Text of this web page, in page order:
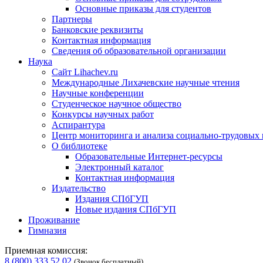
Основные приказы для студентов
Партнеры
Банковские реквизиты
Контактная информация
Сведения об образовательной организации
Наука
Сайт Lihachev.ru
Международные Лихачевские научные чтения
Научные конференции
Студенческое научное общество
Конкурсы научных работ
Аспирантура
Центр мониторинга и анализа социально-трудовых
О библиотеке
Образовательные Интернет-ресурсы
Электронный каталог
Контактная информация
Издательство
Издания СПбГУП
Новые издания СПбГУП
Проживание
Гимназия
Приемная комиссия:
8 (800) 333 52 02